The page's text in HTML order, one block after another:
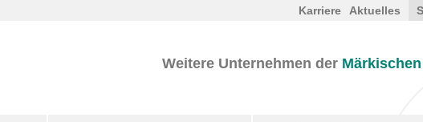
Karriere Aktuelles
Weitere Unternehmen der